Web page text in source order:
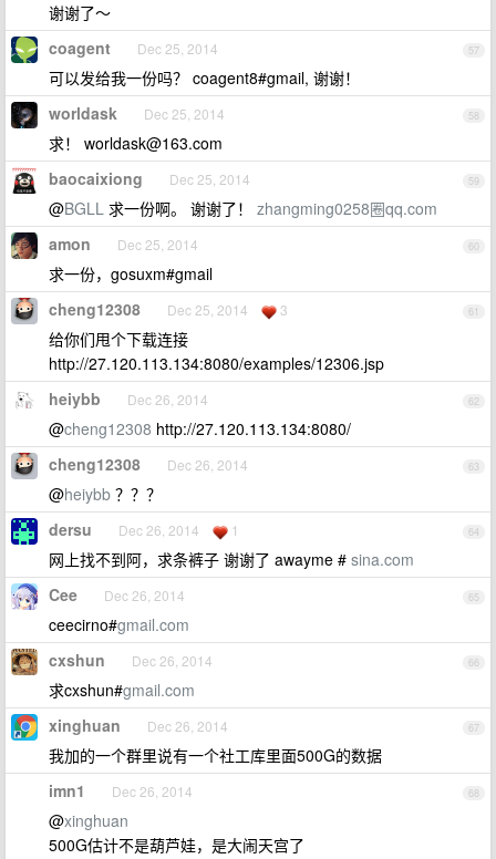
谢谢了～
57
coagent Dec 25, 2014
可以发给我一份吗？ coagent8#gmail, 谢谢！
58
worldask Dec 25, 2014
求！ worldask@163.com
59
baocaixiong Dec 25, 2014
@BGLL 求一份啊。 谢谢了！ zhangming0258圈qq.com
60
amon Dec 25, 2014
求一份，gosuxm#gmail
61
cheng12308 Dec 25, 2014 3
给你们甩个下载连接
http://27.120.113.134:8080/examples/12306.jsp
62
heiybb Dec 26, 2014
@cheng12308 http://27.120.113.134:8080/
63
cheng12308 Dec 26, 2014
@heiybb ？？？
64
dersu Dec 26, 2014 1
网上找不到阿，求条裤子 谢谢了 awayme # sina.com
65
Cee Dec 26, 2014
ceecirno#gmail.com
66
cxshun Dec 26, 2014
求cxshun#gmail.com
67
xinghuan Dec 26, 2014
我加的一个群里说有一个社工库里面500G的数据
68
imn1 Dec 26, 2014
@xinghuan
500G估计不是葫芦娃，是大闹天宫了